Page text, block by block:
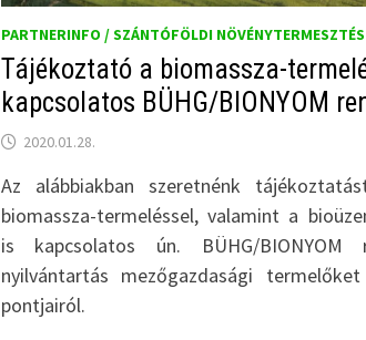
PARTNERINFO / SZÁNTÓFÖLDI NÖVÉNYTERMESZTÉS
Tájékoztató a biomassza-
kapcsolatos BÜHG/BIONYOM
2020.01.28.
Az alábbiakban szeretnénk
biomassza-termeléssel, valamint a
is kapcsolatos ún. BÜHG/BIONYOM
nyilvántartás mezőgazdasági
pontjairól.